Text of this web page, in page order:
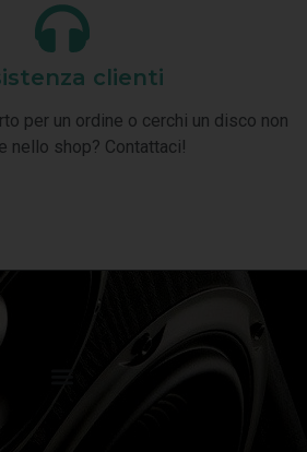
clienti
per un ordine o cerchi un disco non
nello shop? Contattaci!